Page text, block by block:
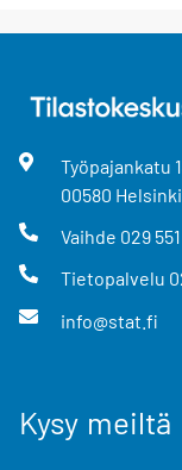
Työpajankatu
00580 Helsinki
Vaihde 029
Tietopalvelu
info@stat.fi
Kysy meiltä